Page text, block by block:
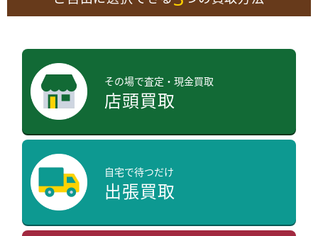
その場で査定・現金買取
店頭買取
自宅で待つだけ
出張買取